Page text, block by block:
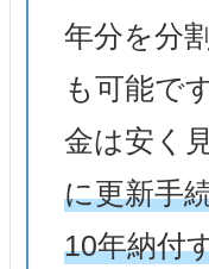
年分を分
も可能で
金は安く
に更新手
10年納付